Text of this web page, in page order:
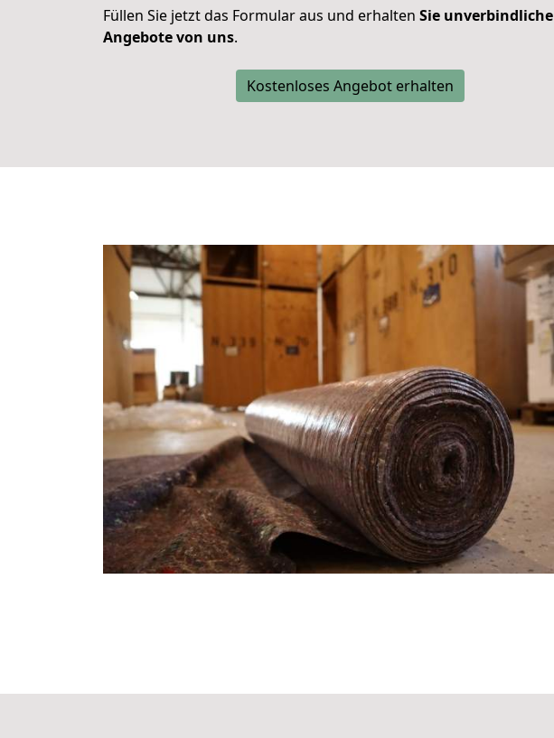
Füllen Sie jetzt das Formular aus und erhalten Sie unverbindliche
Angebote von uns.
Kostenloses Angebot erhalten